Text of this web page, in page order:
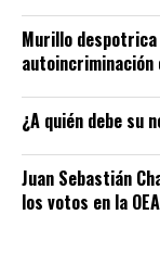
Murillo
autoincriminación
¿A quién debe su
Juan Sebastián
los votos en la